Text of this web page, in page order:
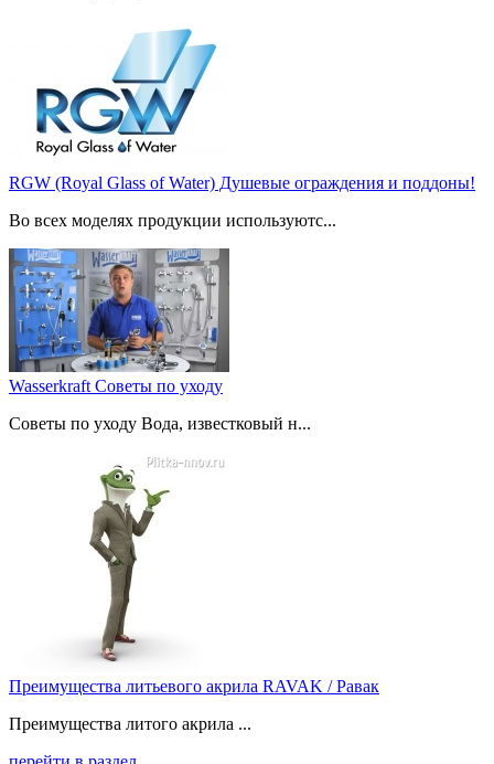
RGW (Royal Glass of Water) Душевые ограждения и поддоны!
Во всех моделях продукции используютс...
Wasserkraft Советы по уходу
Советы по уходу Вода, известковый н...
Преимущества литьевого акрила RAVAK / Равак
Преимущества литого акрила ...